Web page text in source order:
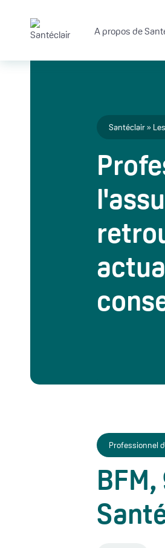
A propos de
Fil d'Ariane
Santéclair
Professionnel